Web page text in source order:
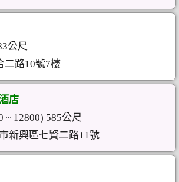
公尺
二路10號7樓
店
~ 12800) 585公尺
新興區七賢二路11號